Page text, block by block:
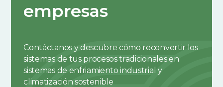
empresas
Contáctanos y descubre cómo reconvertir los
sistemas de tus procesos tradicionales en
sistemas de enfriamiento industrial y
climatización sostenible